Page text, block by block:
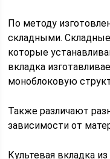
По методу
складными. Складные
которые
вкладка
моноблоковую
Также различают
зависимости от
Культевая вкладка